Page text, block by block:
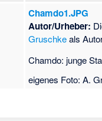
Chamdo1.JPG
Autor/Urheber:
Gruschkeals
Chamdo: junge
eigenes Foto: A.